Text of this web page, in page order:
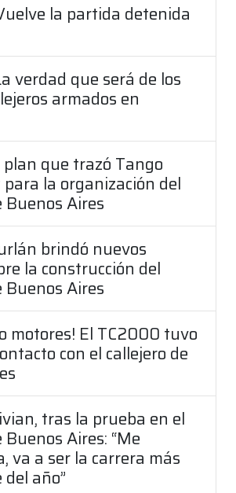
la partida detenida
verdad que será de los
armados en
que trazó Tango
la organización del
Buenos Aires
brindó nuevos
la construcción del
Buenos Aires
motores! El TC2000 tuvo
con el callejero de
tras la prueba en el
Buenos Aires: “Me
va a ser la carrera más
año”